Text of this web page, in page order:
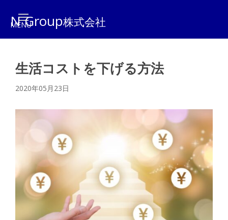
N Group株式会社
生活コストを下げる方法
2020年05月23日